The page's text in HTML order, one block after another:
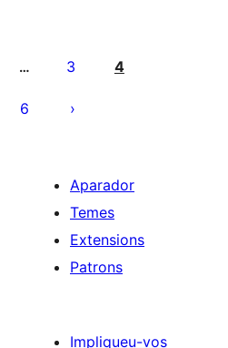
… 3 4
6
Aparador
Temes
Extensions
Patrons
Impliqueu-vos